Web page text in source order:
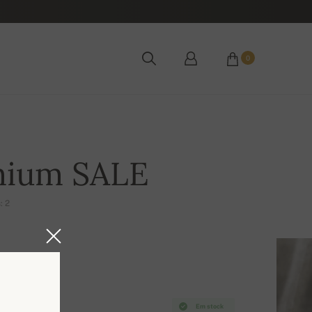
0
SALE
2
Em stock